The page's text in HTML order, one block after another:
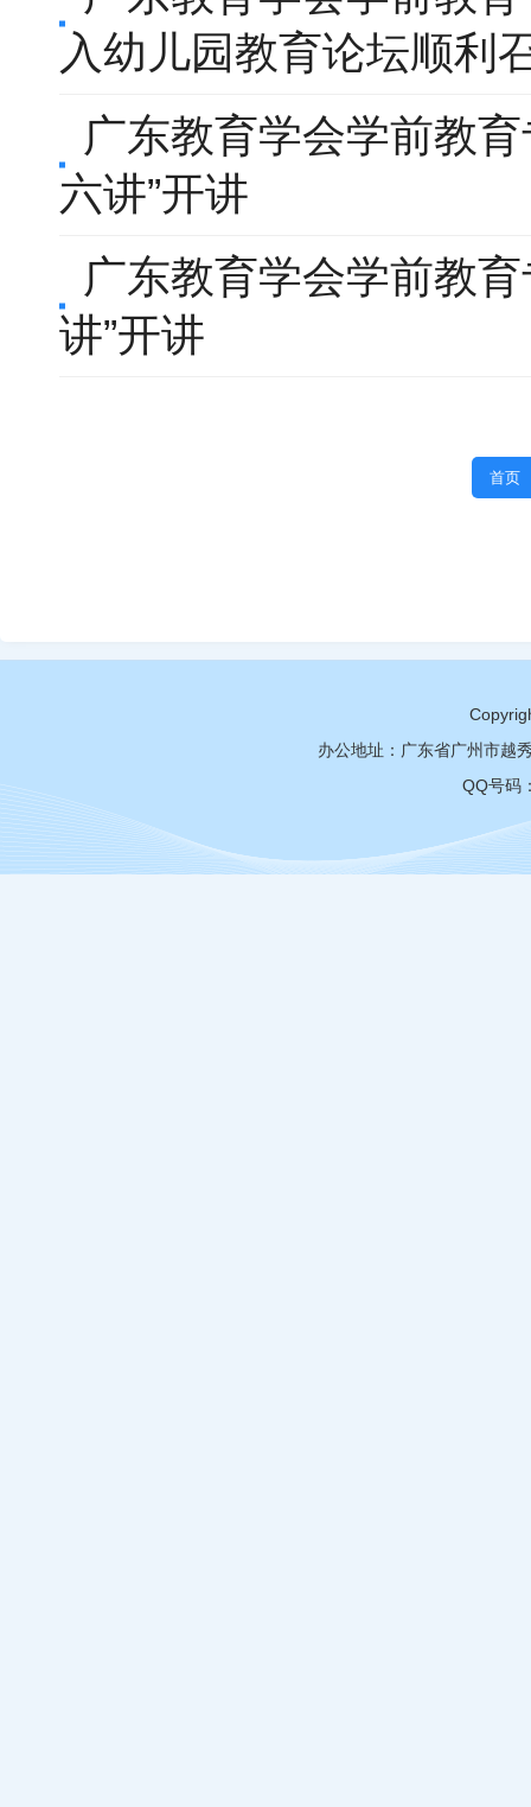
入幼儿园教育论坛顺利
广东教育学会学前教
六讲”开讲
广东教育学会学前教
讲”开讲
首页
办公地址：广东省广州市越
QQ号码